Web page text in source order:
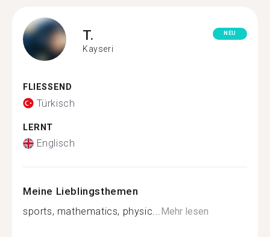
T.
Kayseri
NEU
FLIESSEND
Türkisch
LERNT
Englisch
Meine Lieblingsthemen
sports, mathematics, physic...Mehr lesen